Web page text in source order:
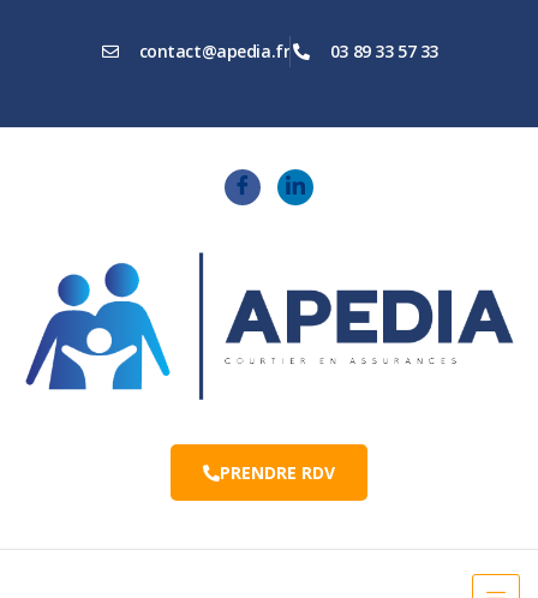
contact@apedia.fr 03 89 33 57 33
PRENDRE RDV